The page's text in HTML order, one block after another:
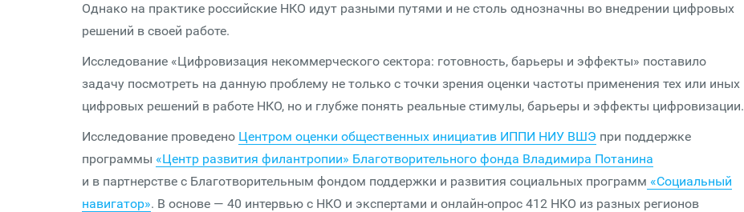
Однако на практике российские НКО идут разными путями и не столь однозначны во внедрении цифровых
решений в своей работе.
Исследование «Цифровизация некоммерческого сектора: готовность, барьеры и эффекты» поставило
задачу посмотреть на данную проблему не только с точки зрения оценки частоты применения тех или иных
цифровых решений в работе НКО, но и глубже понять реальные стимулы, барьеры и эффекты цифровизации.
Исследование проведено Центром оценки общественных инициатив ИППИ НИУ ВШЭ при поддержке
программы «Центр развития филантропии» Благотворительного фонда Владимира Потанина
и в партнерстве с Благотворительным фондом поддержки и развития социальных программ «Социальный
навигатор». В основе — 40 интервью с НКО и экспертами и онлайн-опрос 412 НКО из разных регионов